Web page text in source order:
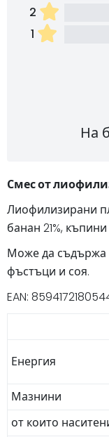
2
1
На
Смес от
Лиофилизирани
банан 21%, къпини
Може да съдържа
фъстъци и соя.
EAN:
Енергия
Мазнини
от които